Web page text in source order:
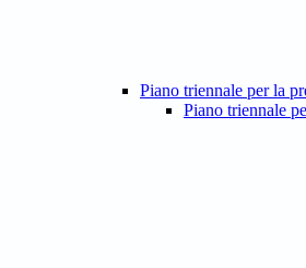
Piano triennale per la
Piano triennale